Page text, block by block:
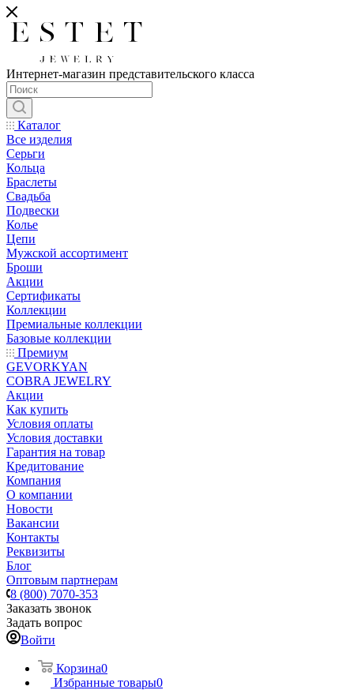
Интернет-магазин представительского класса
Каталог
Все изделия
Серьги
Кольца
Браслеты
Свадьба
Подвески
Колье
Цепи
Мужской ассортимент
Броши
Акции
Сертификаты
Коллекции
Премиальные коллекции
Базовые коллекции
Премиум
GEVORKYAN
COBRA JEWELRY
Акции
Как купить
Условия оплаты
Условия доставки
Гарантия на товар
Кредитование
Компания
О компании
Новости
Вакансии
Контакты
Реквизиты
Блог
Оптовым партнерам
8 (800) 7070-353
Заказать звонок
Задать вопрос
Войти
Корзина0
Избранные товары0